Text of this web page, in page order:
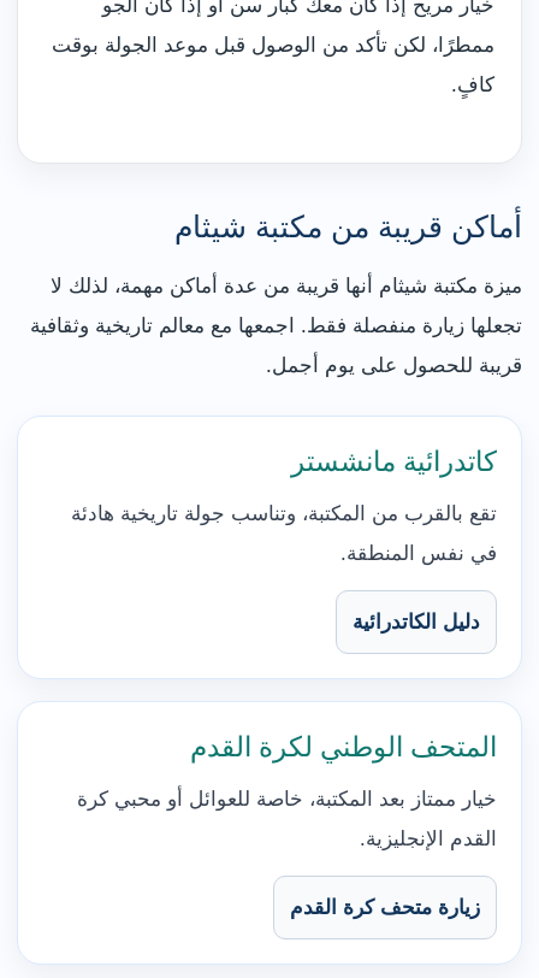
خيار مريح إذا كان معك كبار سن أو إذا كان الجو
ممطرًا، لكن تأكد من الوصول قبل موعد الجولة بوقت
كافٍ.
أماكن قريبة من مكتبة شيثام
ميزة مكتبة شيثام أنها قريبة من عدة أماكن مهمة، لذلك لا
تجعلها زيارة منفصلة فقط. اجمعها مع معالم تاريخية وثقافية
قريبة للحصول على يوم أجمل.
كاتدرائية مانشستر
تقع بالقرب من المكتبة، وتناسب جولة تاريخية هادئة
في نفس المنطقة.
دليل الكاتدرائية
المتحف الوطني لكرة القدم
خيار ممتاز بعد المكتبة، خاصة للعوائل أو محبي كرة
القدم الإنجليزية.
زيارة متحف كرة القدم